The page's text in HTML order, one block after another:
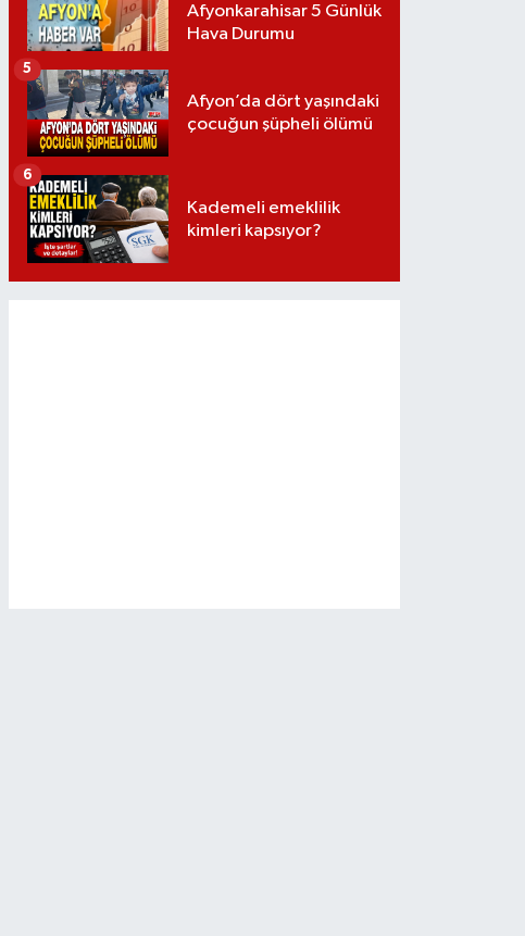
Afyonkarahisar 5 Günlük
Hava Durumu
Afyon’da dört yaşındaki
çocuğun şüpheli ölümü
5
Kademeli emeklilik
kimleri kapsıyor?
6